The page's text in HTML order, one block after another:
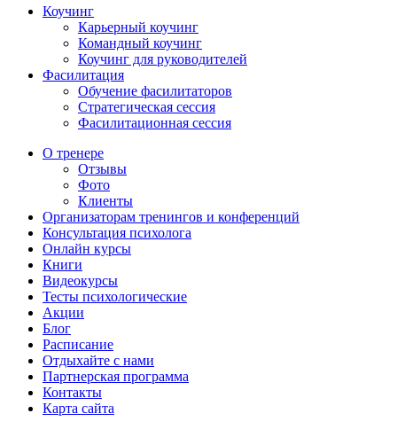
Коучинг
Карьерный коучинг
Командный коучинг
Коучинг для руководителей
Фасилитация
Обучение фасилитаторов
Стратегическая сессия
Фасилитационная сессия
О тренере
Отзывы
Фото
Клиенты
Организаторам тренингов и конференций
Консультация психолога
Онлайн курсы
Книги
Видеокурсы
Тесты психологические
Акции
Блог
Расписание
Отдыхайте с нами
Партнерская программа
Контакты
Карта сайта